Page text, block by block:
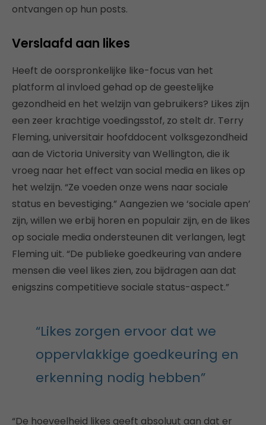
ontvangen op hun posts.
Verslaafd aan likes
Heeft de oorspronkelijke like-focus van het
platform al invloed gehad op de geestelijke
gezondheid en het welzijn van gebruikers? Likes zijn
een zeer krachtige voedingsstof, zo stelt dr. Terry
Fleming, universitair hoofddocent volksgezondheid
aan de Victoria University van Wellington, die ik
vroeg naar het effect van social media en likes op
het welzijn. “Ze voeden onze wens naar sociale
status en bevestiging.” Aangezien we ‘sociale apen’
zijn, willen we erbij horen en populair zijn, en de likes
op sociale media ondersteunen dit verlangen, legt
Fleming uit. “De publieke goedkeuring van andere
mensen die veel likes zien, zou bijdragen aan dat
enigszins competitieve sociale status-aspect.”
“Likes zorgen ervoor dat we
oppervlakkige goedkeuring en
erkenning nodig hebben”
“De hoeveelheid likes geeft absoluut aan dat er